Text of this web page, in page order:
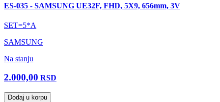
ES-035 - SAMSUNG UE32F, FHD, 5X9, 656mm, 3V
SET=5*A
SAMSUNG
Na stanju
2.000,00 RSD
Dodaj u korpu